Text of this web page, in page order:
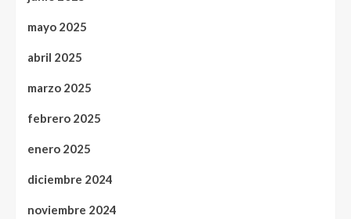
mayo 2025
abril 2025
marzo 2025
febrero 2025
enero 2025
diciembre 2024
noviembre 2024